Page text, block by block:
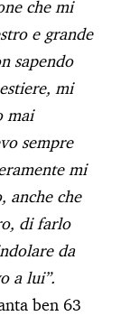
che mi
e grande
sapendo
mi
mai
sempre
mi
anche che
di farlo
da
a lui”.
ben 63